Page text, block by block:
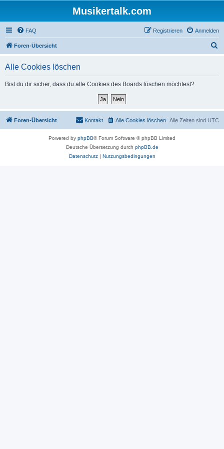
Musikertalk.com
FAQ Anmelden
Registrieren
Foren-Übersicht
Alle Cookies löschen
Bist du dir sicher, dass du alle Cookies des Boards löschen möchtest?
Foren-Übersicht Alle Zeiten sind UTC
Alle Cookies löschen
Kontakt
Powered by phpBB® Forum Software © phpBB Limited
Deutsche Übersetzung durch phpBB.de
Datenschutz| Nutzungsbedingungen